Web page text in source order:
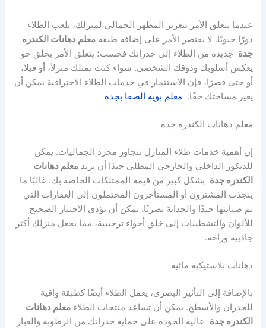
عندما يتعلق الأمر بتعزيز المظهر الجمالي لمنزلك، يلعب الطلاء
دورًا حيويًا. لا يقتصر الأمر على إضافة طبقةمعلم دهانات الكندره
جدة جديدة من الطلاء إلى جدرانك فحسب؛ يتعلق الأمر بخلق جو
يعكس أسلوبك وذوقك الشخصي. سواء كنت تمتلك منزلاً، أو فيلا،
أو حتى قصرًا، فإن الاستثمار في خدمات الطلاء الاحترافية يمكن أن
يغير مساحتك حقًا. معلم بوية الصفا بجدة
معلم دهانات الكندره جدة
إن أهمية خدمات طلاء المنازل تتجاوز مجرد الجماليات. يمكن
للديكور الداخلي والخارجي المطلي جيدًا أن يزيدمعلم دهانات
الكندره جدة بشكل كبير من قيمة الممتلكات الخاصة بك. غالبًا ما
ينجذب المشترون أو المستأجرون المحتملون إلى العقارات التي
تم صيانتها جيدًا والجذابة بصريًا. يمكن أن يؤدي الاختيار الصحيح
للألوان والتشطيبات إلى خلق أجواء ترحيبية، مما يجعل منزلك أكثر
جاذبية وراحة.
دهانات بلاستيكية مائية
بالإضافة إلى التأثير البصري، يعمل الطلاء أيضًا كطبقة واقية
للجدران والأسطح. يمكن أن تساعد منتجات الطلاءمعلم دهانات
الكندره جدة عالية الجودة على حماية جدرانك من الرطوبة والغبار